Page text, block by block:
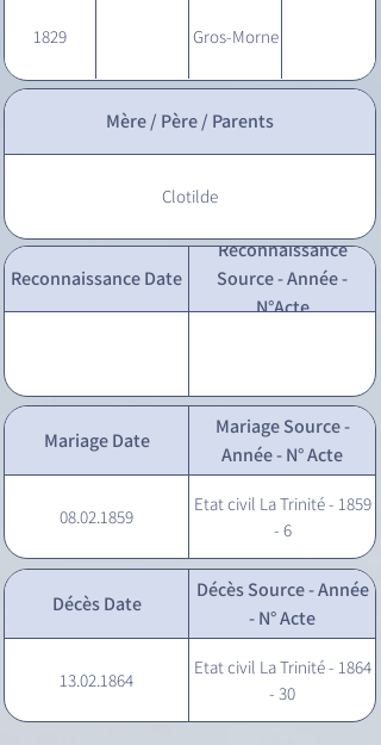
1829 Gros-Morne
Mère / Père / Parents
Clotilde
Reconnaissance Date
Reconnaissance
Source - Année -
N°Acte
Mariage Date
Mariage Source -
Année - N° Acte
08.02.1859
Etat civil La Trinité - 1859
- 6
Décès Date
Décès Source - Année
- N° Acte
13.02.1864
Etat civil La Trinité - 1864
- 30